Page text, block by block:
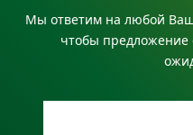
Мы ответим на любой
чтобы предложение